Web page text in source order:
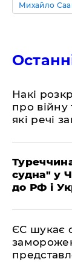
Михайло
Накі
про війну
які речі
судна" у
до РФ і
ЄС шукає